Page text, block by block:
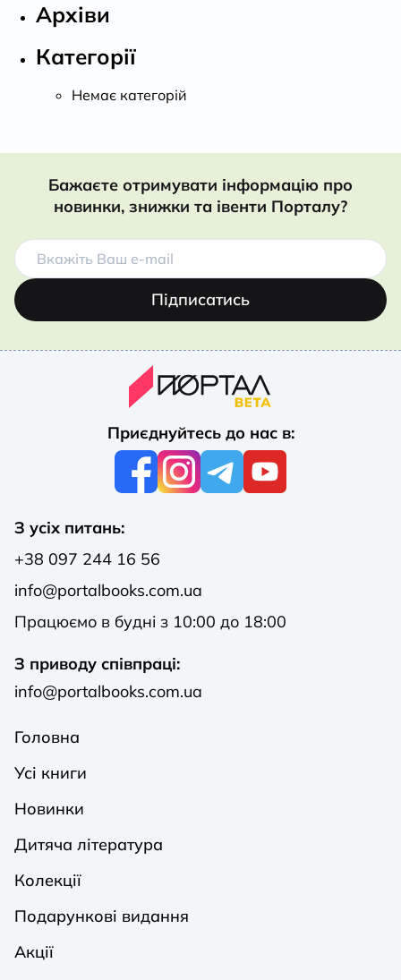
Архіви
Категорії
Немає категорій
Бажаєте отримувати інформацію про
новинки, знижки та івенти Порталу?
Підписатись
Приєднуйтесь до нас в:
З усіх питань:
+38 097 244 16 56
info@portalbooks.com.ua
Працюємо в будні з 10:00 до 18:00
З приводу співпраці:
info@portalbooks.com.ua
Головна
Усі книги
Новинки
Дитяча література
Колекції
Подарункові видання
Акції